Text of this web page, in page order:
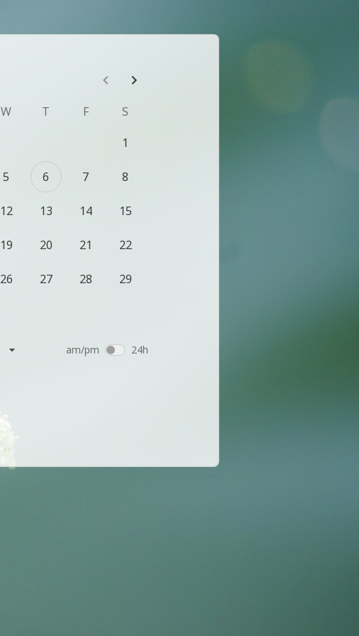
W T F
S
1
5 6 7 8
12 13 14 15
19 20 21 22
26 27 28 29
am/pm 24h